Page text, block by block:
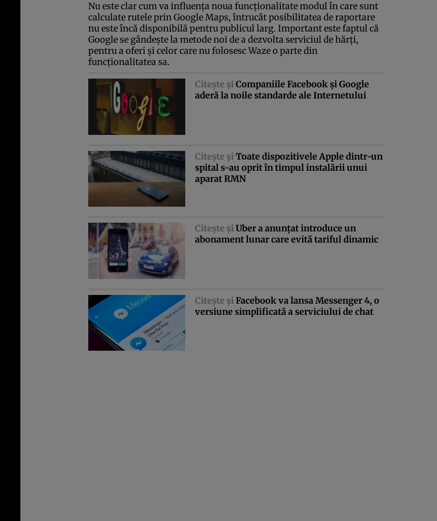
Nu este clar cum va influenţa noua funcţionalitate modul în care sunt
calculate rutele prin Google Maps, întrucât posibilitatea de raportare
nu este încă disponibilă pentru publicul larg. Important este faptul că
Google se gândeşte la metode noi de a dezvolta serviciul de hărţi,
pentru a oferi şi celor care nu folosesc Waze o parte din
funcţionalitatea sa.
Citeşte şiCompaniile Facebook şi Google
aderă la noile standarde ale Internetului
Citeşte şiToate dispozitivele Apple dintr-un
spital s-au oprit în timpul instalării unui
aparat RMN
Citeşte şiUber a anunţat introduce un
abonament lunar care evită tariful dinamic
Citeşte şiFacebook va lansa Messenger 4, o
versiune simplificată a serviciului de chat